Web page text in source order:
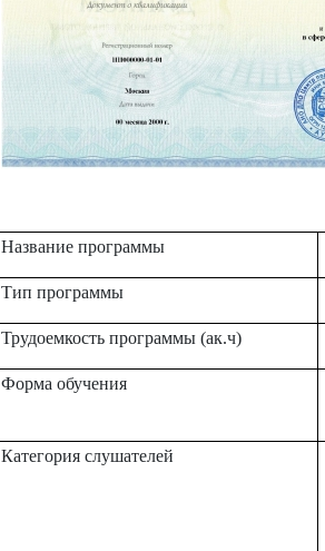
Название программы
Тип программы
Трудоемкость программы (ак.ч)
Форма обучения
Категория слушателей